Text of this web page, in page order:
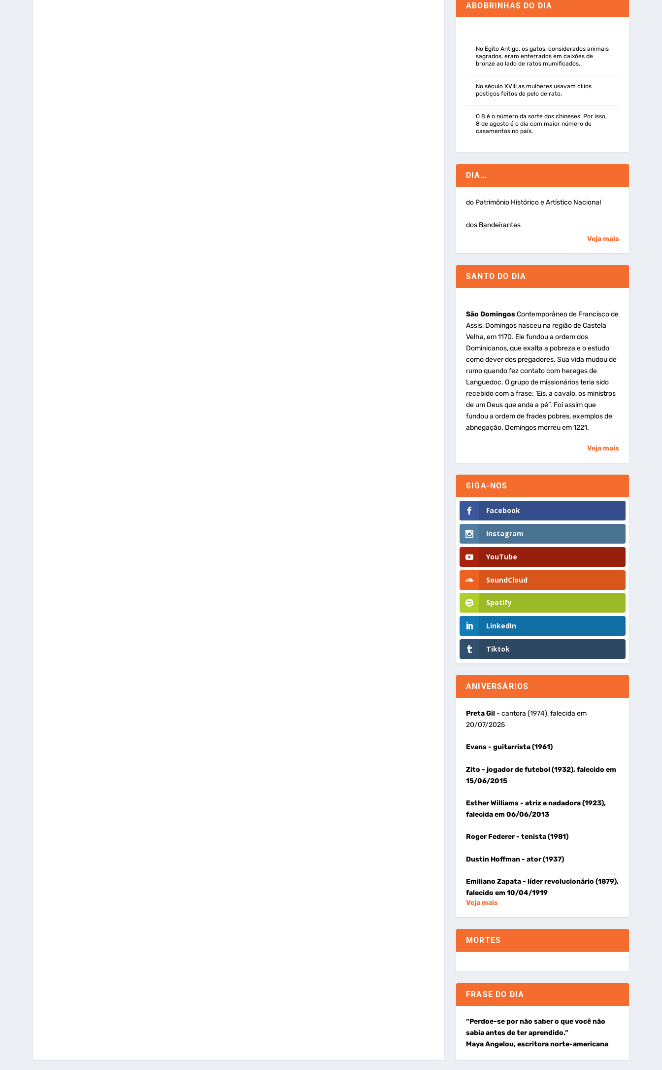
ABOBRINHAS DO DIA
No Egito Antigo, os gatos, considerados animais
sagrados, eram enterrados em caixões de
bronze ao lado de ratos mumificados.
No século XVIII as mulheres usavam cílios
postiços feitos de pelo de rato.
O 8 é o número da sorte dos chineses. Por isso,
8 de agosto é o dia com maior número de
casamentos no país.
DIA…
do Patrimônio Histórico e Artístico Nacional
dos Bandeirantes
Veja mais
SANTO DO DIA
São DomingosContemporâneo de Francisco de
Assis, Domingos nasceu na região de Castela
Velha, em 1170. Ele fundou a ordem dos
Dominicanos, que exalta a pobreza e o estudo
como dever dos pregadores. Sua vida mudou de
rumo quando fez contato com hereges de
Languedoc. O grupo de missionários teria sido
recebido com a frase: ‘Eis, a cavalo, os ministros
de um Deus que anda a pé”. Foi assim que
fundou a ordem de frades pobres, exemplos de
abnegação. Domingos morreu em 1221.
Veja mais
SIGA-NOS
Facebook
Instagram
YouTube
SoundCloud
Spotify
LinkedIn
Tiktok
ANIVERSÁRIOS
Preta Gil- cantora (1974), falecida em
20/07/2025
Evans- guitarrista (1961)
Zito - jogador de futebol (1932), falecido em
15/06/2015
Esther Williams- atriz e nadadora (1923),
falecida em 06/06/2013
Roger Federer- tenista (1981)
Dustin Hoffman- ator (1937)
Emiliano Zapata- líder revolucionário (1879),
falecido em 10/04/1919
Veja mais
MORTES
FRASE DO DIA
“Perdoe-se por não saber o que você não
sabia antes de ter aprendido.”
Maya Angelou, escritora norte-americana